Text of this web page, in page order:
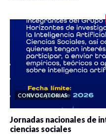
CONVOCATORIAS
Jornadas nacionales de
ciencias sociales